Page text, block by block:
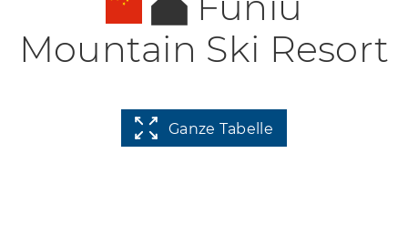
Mountain Ski Resort
Ganze Tabelle